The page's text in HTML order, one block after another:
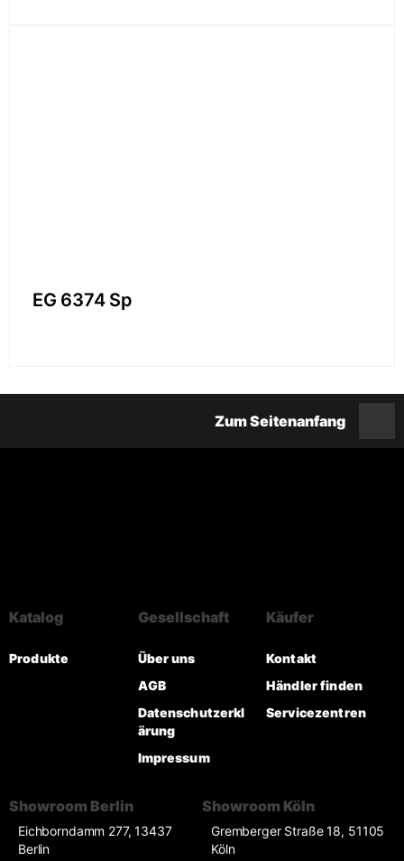
EG 6374 Sp
Zum Seitenanfang
Katalog
Produkte
Gesellschaft
Über uns
AGB
Datenschutzerkl
ärung
Impressum
Käufer
Kontakt
Händler finden
Servicezentren
Showroom Berlin
Eichborndamm 277, 13437
Berlin
Showroom Köln
Gremberger Straße 18, 51105
Köln